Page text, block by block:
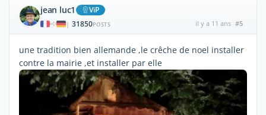
jean luc1 ViP
| 31850POSTS il y a 11 ans #5
une tradition bien allemande ,le crêche de noel installer
contre la mairie ,et installer par elle